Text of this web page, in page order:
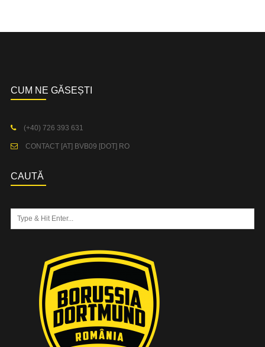
CUM NE GĂSEȘTI
(+40) 726 393 631
CONTACT [AT] BVB09 [DOT] RO
CAUTĂ